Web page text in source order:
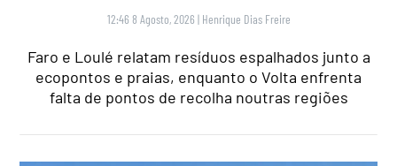
12:46 8 Agosto, 2026 | Henrique Dias Freire
Faro e Loulé relatam resíduos espalhados junto a
ecopontos e praias, enquanto o Volta enfrenta
falta de pontos de recolha noutras regiões